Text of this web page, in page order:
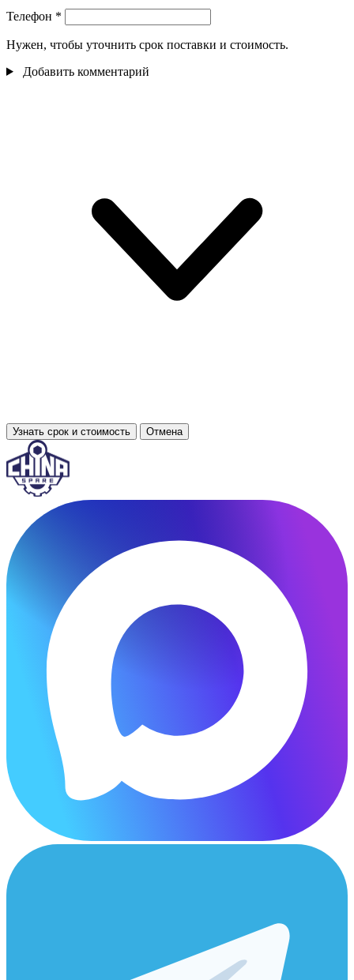
Телефон *
Нужен, чтобы уточнить срок поставки и стоимость.
Добавить комментарий
Узнать срок и стоимость Отмена